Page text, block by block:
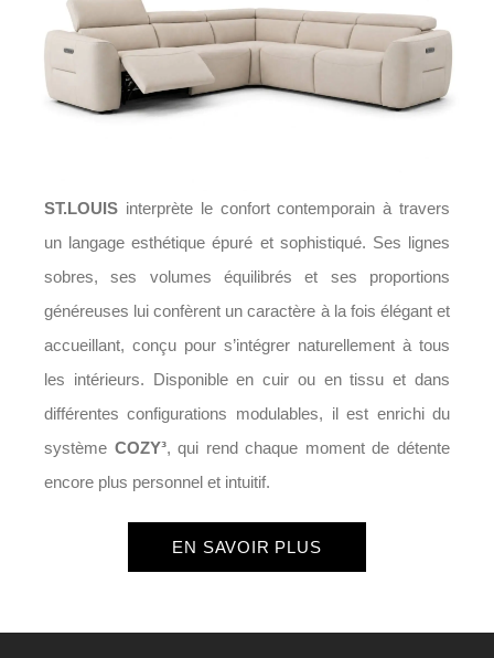
ST.LOUIS interprète le confort contemporain à travers
un langage esthétique épuré et sophistiqué. Ses lignes
sobres, ses volumes équilibrés et ses proportions
généreuses lui confèrent un caractère à la fois élégant et
accueillant, conçu pour s’intégrer naturellement à tous
les intérieurs. Disponible en cuir ou en tissu et dans
différentes configurations modulables, il est enrichi du
système COZY³, qui rend chaque moment de détente
encore plus personnel et intuitif.
EN SAVOIR PLUS